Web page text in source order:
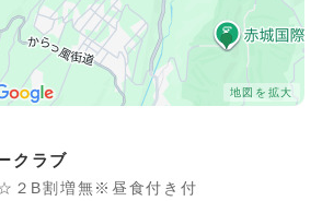
地図を拡大
クラブ
２B割増無※昼食付き付